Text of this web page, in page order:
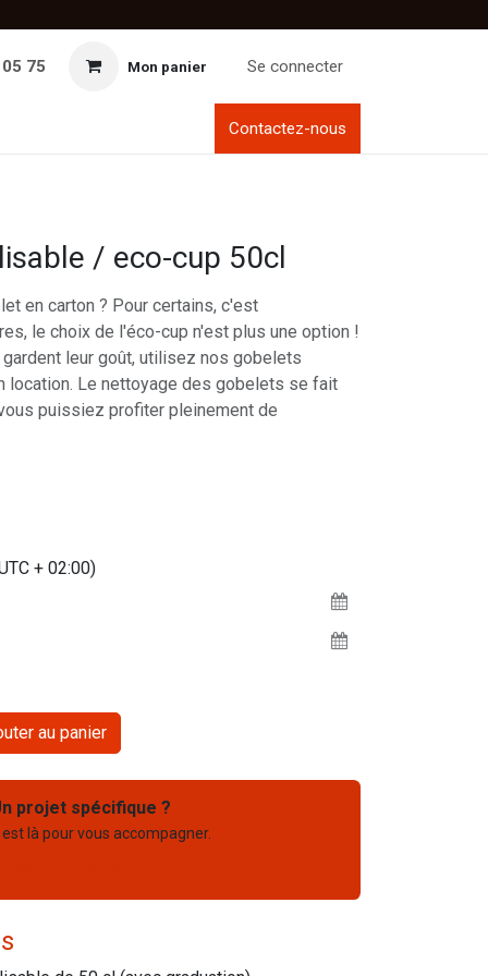
75 Mon panier Se connecter
Contactez-nous
/ eco-cup 50cl
en carton ? Pour certains, c'est
le choix de l'éco-cup n'est plus une option !
leur goût, utilisez nos gobelets
location. Le nettoyage des gobelets se fait
puissiez profiter pleinement de
+ 02:00)
au panier
projet spécifique ?
là pour vous accompagner.